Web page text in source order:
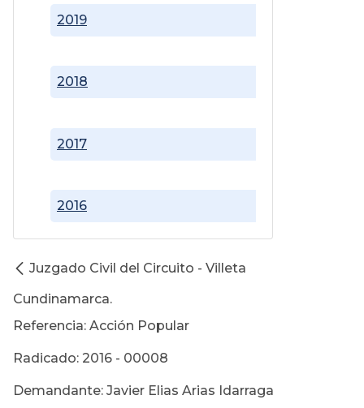
2016
2017
2018
2019
Juzgado Civil del Circuito - Villeta
Cundinamarca.
Referencia: Acción Popular
Radicado: 2016 - 00008
Demandante: Javier Elias Arias Idarraga